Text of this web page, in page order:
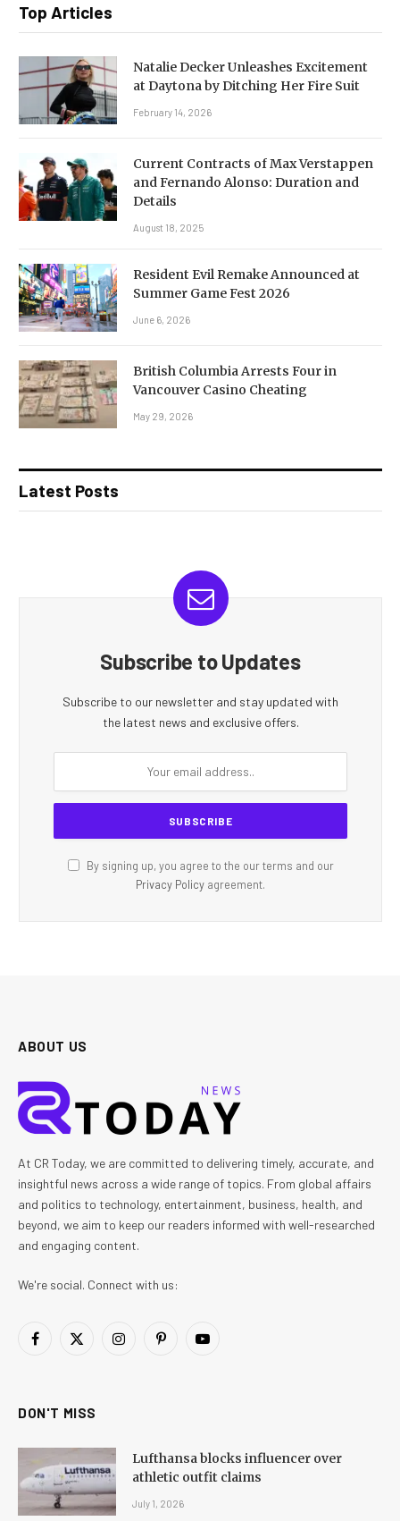
Top Articles
Natalie Decker Unleashes Excitement
at Daytona by Ditching Her Fire Suit
February 14, 2026
Current Contracts of Max Verstappen
and Fernando Alonso: Duration and
Details
August 18, 2025
Resident Evil Remake Announced at
Summer Game Fest 2026
June 6, 2026
British Columbia Arrests Four in
Vancouver Casino Cheating
May 29, 2026
Latest Posts
Subscribe to Updates
Subscribe to our newsletter and stay updated with
the latest news and exclusive offers.
By signing up, you agree to the our terms and our
Privacy Policy agreement.
ABOUT US
At CR Today, we are committed to delivering timely, accurate, and
insightful news across a wide range of topics. From global affairs
and politics to technology, entertainment, business, health, and
beyond, we aim to keep our readers informed with well-researched
and engaging content.
We're social. Connect with us:
Facebook
X
InstagramPinterestYouTube
DON'T MISS
Lufthansa blocks influencer over
athletic outfit claims
July 1, 2026